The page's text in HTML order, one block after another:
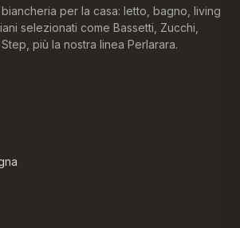
per la casa: letto, bagno, living
selezionati come Bassetti, Zucchi,
più la nostra linea Perlarara.